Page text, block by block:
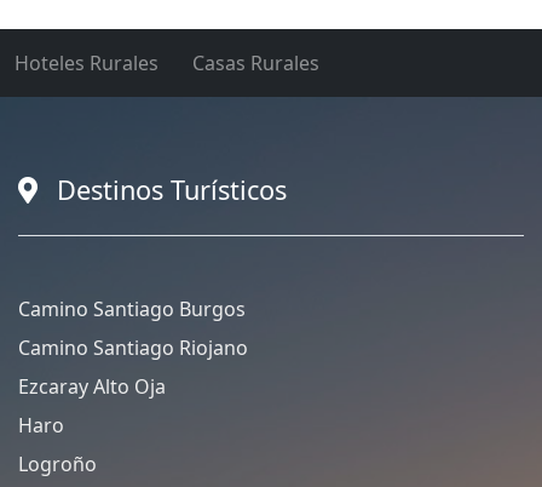
Hoteles Rurales Casas Rurales
Destinos Turísticos
Camino Santiago Burgos
Camino Santiago Riojano
Ezcaray Alto Oja
Haro
Logroño